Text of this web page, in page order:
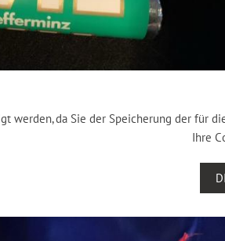
werden, da Sie der Speicherung der für
Ihre